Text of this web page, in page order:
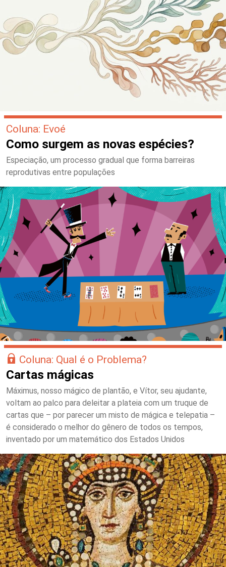
Coluna: Evoé
Como surgem as novas espécies?
Especiação, um processo gradual que forma barreiras
reprodutivas entre populações
Coluna: Qual é o Problema?
Cartas mágicas
Máximus, nosso mágico de plantão, e Vítor, seu ajudante,
voltam ao palco para deleitar a plateia com um truque de
cartas que – por parecer um misto de mágica e telepatia –
é considerado o melhor do gênero de todos os tempos,
inventado por um matemático dos Estados Unidos